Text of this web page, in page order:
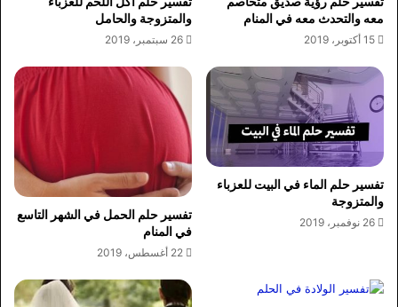
معه والتحدث معه في المنام
15 أكتوبر، 2019
والمتزوجة والحامل
26 سبتمبر، 2019
تفسير حلم الماء في البيت للعزباء
والمتزوجة
26 نوفمبر، 2019
تفسير حلم الحمل في الشهر التاسع
في المنام
22 أغسطس، 2019